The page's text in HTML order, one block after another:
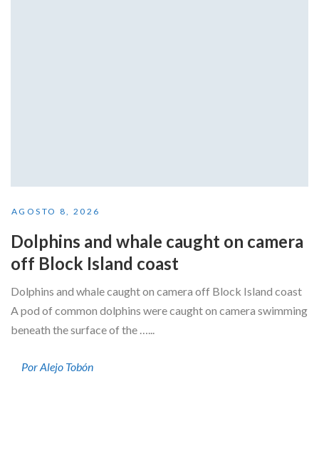
AGOSTO 8, 2026
Dolphins and whale caught on camera
off Block Island coast
Dolphins and whale caught on camera off Block Island coast
A pod of common dolphins were caught on camera swimming
beneath the surface of the …...
Por Alejo Tobón